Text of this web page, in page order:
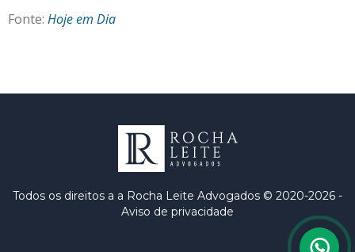
Fonte: Hoje em Dia
Todos os direitos a a Rocha Leite Advogados © 2020-2026 -
Aviso de privacidade